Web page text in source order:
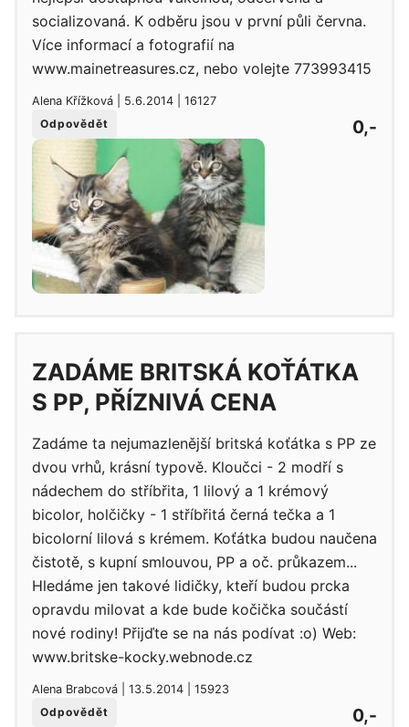
socializovaná. K odběru jsou v první půli června.
Více informací a fotografií na
www.mainetreasures.cz, nebo volejte 773993415
Alena Křížková | 5.6.2014 | 16127
Odpovědět
0,-
ZADÁME BRITSKÁ KOŤÁTKA
S PP, PŘÍZNIVÁ CENA
Zadáme ta nejumazlenější britská koťátka s PP ze
dvou vrhů, krásní typově. Kloučci - 2 modří s
nádechem do stříbřita, 1 lilový a 1 krémový
bicolor, holčičky - 1 stříbřitá černá tečka a 1
bicolorní lilová s krémem. Koťátka budou naučena
čistotě, s kupní smlouvou, PP a oč. průkazem...
Hledáme jen takové lidičky, kteří budou prcka
opravdu milovat a kde bude kočička součástí
nové rodiny! Přijďte se na nás podívat :o) Web:
www.britske-kocky.webnode.cz
Alena Brabcová | 13.5.2014 | 15923
Odpovědět
0,-